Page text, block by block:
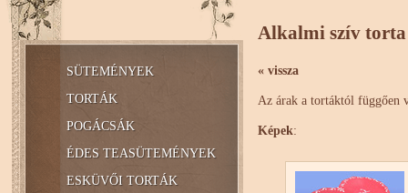
SÜTEMÉNYEK
TORTÁK
POGÁCSÁK
ÉDES TEASÜTEMÉNYEK
ESKÜVŐI TORTÁK
Alkalmi szív torta
« vissza
Az árak a tortáktól függően
Képek: